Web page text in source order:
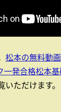
松本の無料動画
一発合格松本
ただけます。